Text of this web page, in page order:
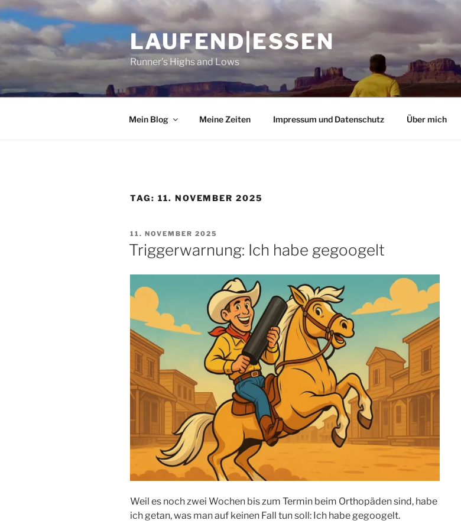
Zum
Inhalt
springen
LAUFEND|ESSEN
Runner's Highs and Lows
Mein Blog Meine Zeiten Impressum und Datenschutz Über mich
TAG: 11. NOVEMBER 2025
VERÖFFENTLICHT
AM
11. NOVEMBER 2025
Triggerwarnung: Ich habe gegoogelt
Weil es noch zwei Wochen bis zum Termin beim Orthopäden sind, habe
ich getan, was man auf keinen Fall tun soll: Ich habe gegoogelt.